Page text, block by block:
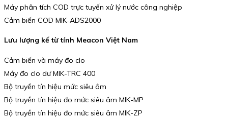
Máy phân tích COD trực tuyến xử lý nước công nghiệp
Cảm biến COD MIK-ADS2000
Lưu lượng kế từ tính Meacon Việt Nam
Cảm biến và máy đo clo
Máy đo clo dư MIK-TRC 400
Bộ truyền tín hiệu mức siêu âm
Bộ truyền tín hiệu đo mức siêu âm MIK-MP
Bộ truyền tín hiệu đo mức siêu âm MIK-ZP